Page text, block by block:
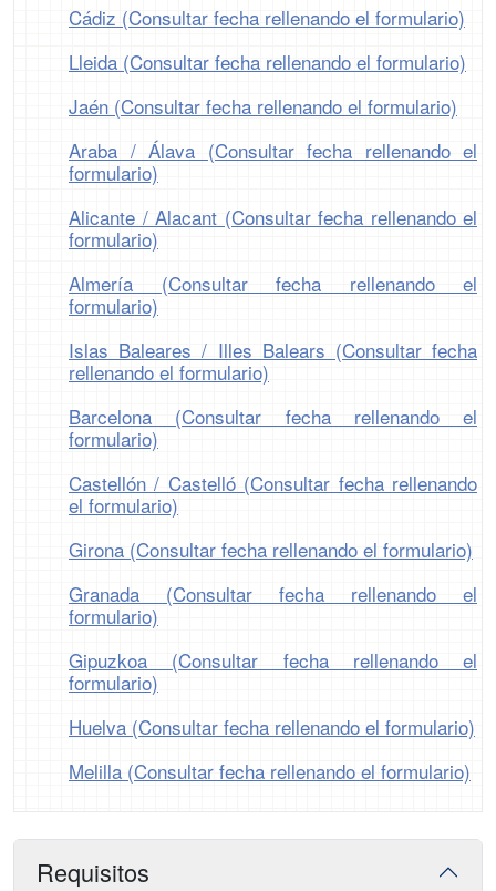
Cádiz (Consultar fecha rellenando el formulario)
Lleida (Consultar fecha rellenando el formulario)
Jaén (Consultar fecha rellenando el formulario)
Araba / Álava (Consultar fecha rellenando el
formulario)
Alicante / Alacant (Consultar fecha rellenando el
formulario)
Almería (Consultar fecha rellenando el
formulario)
Islas Baleares / Illes Balears (Consultar fecha
rellenando el formulario)
Barcelona (Consultar fecha rellenando el
formulario)
Castellón / Castelló (Consultar fecha rellenando
el formulario)
Girona (Consultar fecha rellenando el formulario)
Granada (Consultar fecha rellenando el
formulario)
Gipuzkoa (Consultar fecha rellenando el
formulario)
Huelva (Consultar fecha rellenando el formulario)
Melilla (Consultar fecha rellenando el formulario)
Requisitos